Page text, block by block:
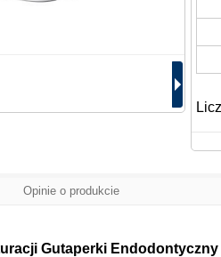
Opinie o produkcie
Gutaperki